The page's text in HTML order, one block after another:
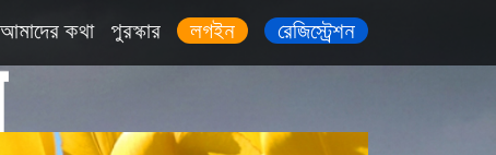
আমাদের কথা পুরস্কার লগইন রেজিস্ট্রেশন